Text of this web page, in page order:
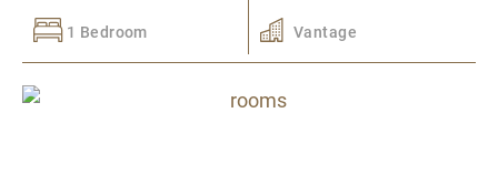
1 Bedroom Vantage